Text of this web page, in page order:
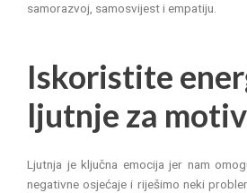
samorazvoj, samosvijest i empatiju.
Iskoristite
ljutnje za
Ljutnja je ključna emocija jer nam
negativne osjećaje i riješimo neki